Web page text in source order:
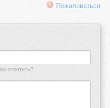
Пожаловаться
вам ответить?